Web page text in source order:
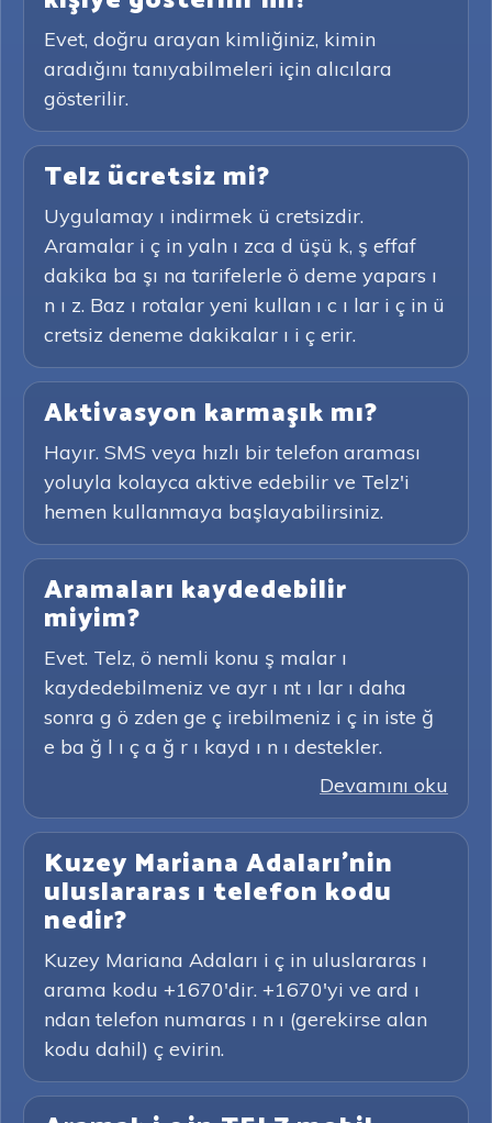
Evet, doğru arayan kimliğiniz, kimin
aradığını tanıyabilmeleri için alıcılara
gösterilir.
Telz ücretsiz mi?
Uygulamay ı indirmek ü cretsizdir.
Aramalar i ç in yaln ı zca d üşü k, ş effaf
dakika ba şı na tarifelerle ö deme yapars ı
n ı z. Baz ı rotalar yeni kullan ı c ı lar i ç in ü
cretsiz deneme dakikalar ı i ç erir.
Aktivasyon karmaşık mı?
Hayır. SMS veya hızlı bir telefon araması
yoluyla kolayca aktive edebilir ve Telz'i
hemen kullanmaya başlayabilirsiniz.
Aramaları kaydedebilir
miyim?
Evet. Telz, ö nemli konu ş malar ı
kaydedebilmeniz ve ayr ı nt ı lar ı daha
sonra g ö zden ge ç irebilmeniz i ç in iste ğ
e ba ğ l ı ç a ğ r ı kayd ı n ı destekler.
Devamını oku
Kuzey Mariana Adaları'nin
uluslararas ı telefon kodu
nedir?
Kuzey Mariana Adaları i ç in uluslararas ı
arama kodu +1670'dir. +1670'yi ve ard ı
ndan telefon numaras ı n ı (gerekirse alan
kodu dahil) ç evirin.